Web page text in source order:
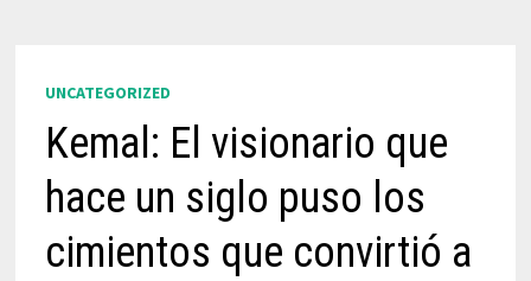
UNCATEGORIZED
Kemal: El visionario que
hace un siglo puso los
cimientos que convirtió a